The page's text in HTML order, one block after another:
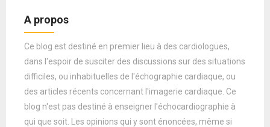
A propos
Ce blog est destiné en premier lieu à des cardiologues,
dans l'espoir de susciter des discussions sur des situations
difficiles, ou inhabituelles de l'échographie cardiaque, ou
des articles récents concernant l'imagerie cardiaque. Ce
blog n'est pas destiné à enseigner l'échocardiographie à
qui que soit. Les opinions qui y sont énoncées, même si